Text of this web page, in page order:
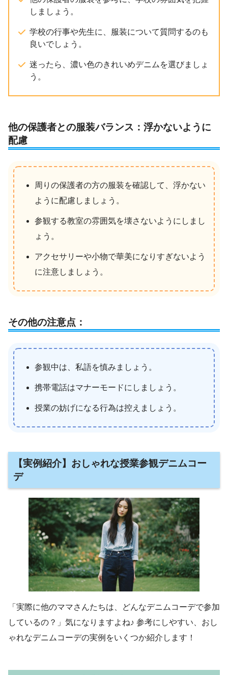
しましょう。
学校の行事や先生に、服装について質問するのも
良いでしょう。
迷ったら、濃い色のきれいめデニムを選びましょ
う。
他の保護者との服装バランス：浮かないように
配慮
周りの保護者の方の服装を確認して、浮かない
ように配慮しましょう。
参観する教室の雰囲気を壊さないようにしまし
ょう。
アクセサリーや小物で華美になりすぎないよう
に注意しましょう。
その他の注意点：
参観中は、私語を慎みましょう。
携帯電話はマナーモードにしましょう。
授業の妨げになる行為は控えましょう。
【実例紹介】おしゃれな授業参観デニムコー
デ
「実際に他のママさんたちは、どんなデニムコーデで参加
しているの？」気になりますよね♪ 参考にしやすい、おし
ゃれなデニムコーデの実例をいくつか紹介します！